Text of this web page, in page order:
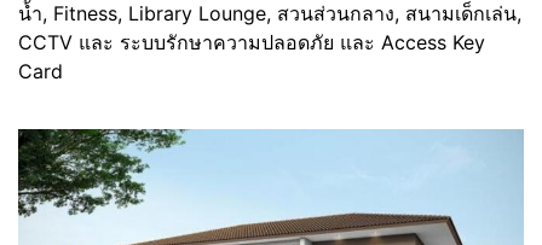
น้ำ, Fitness, Library Lounge, สวนส่วนกลาง, สนามเด็กเล่น,
CCTV และ ระบบรักษาความปลอดภัย และ Access Key
Card